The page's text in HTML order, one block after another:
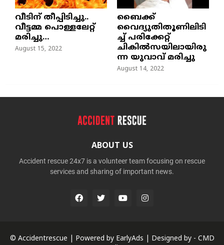
വീടിന് തീപ്പിടിച്ചു..
വീട്ടമ്മ പൊള്ളലേറ്റ്
മരിച്ചു…
August 15, 2022
ബൈക്ക്
വൈദ്യുതിതൂണിലിടി
ച്ച്‌ പരിക്കേറ്റ്
ചികില്‍സയിലായിരു
ന്ന യുവാവ് മരിച്ചു
August 14, 2022
ABOUT US
Accident rescue 24x7 is a volunteer team focusing on rescue
services and sharing of important news.
© Accidentrescue | Powered by EarlyAds | Designed by - CMD